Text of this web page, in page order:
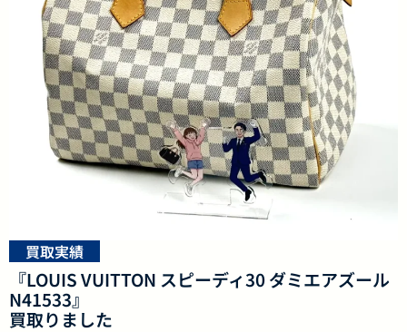
買取実績
『LOUIS VUITTON スピーディ30 ダミエアズール
N41533』
買取りました